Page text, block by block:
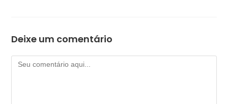
Deixe um comentário